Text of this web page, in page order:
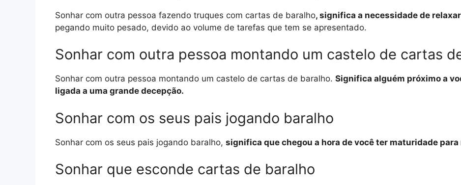
Sonhar com outra pessoa fazendo truques com cartas de baralho, significa a necessidade de
pegando muito pesado, devido ao volume de tarefas que tem se apresentado.
Sonhar com outra pessoa montando um castelo de cartas
Sonhar com outra pessoa montando um castelo de cartas de baralho. Significa alguém próximo a
ligada a uma grande decepção.
Sonhar com os seus pais jogando baralho
Sonhar com os seus pais jogando baralho, significa que chegou a hora de você ter maturidade
Sonhar que esconde cartas de baralho